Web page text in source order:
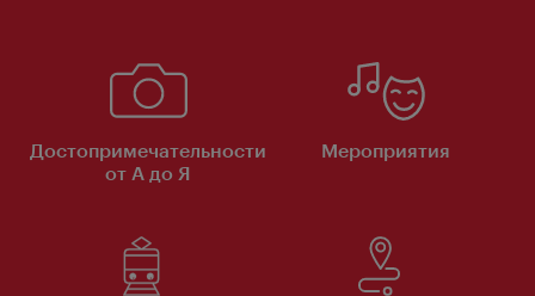
Достопримечательности
от А до Я
Мероприятия